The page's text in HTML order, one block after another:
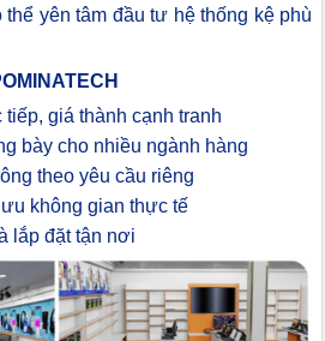
yên tâm đầu tư hệ thống kệ phù
giá thành cạnh tranh
bày cho nhiều ngành hàng
theo yêu cầu riêng
không gian thực tế
lắp đặt tận nơi